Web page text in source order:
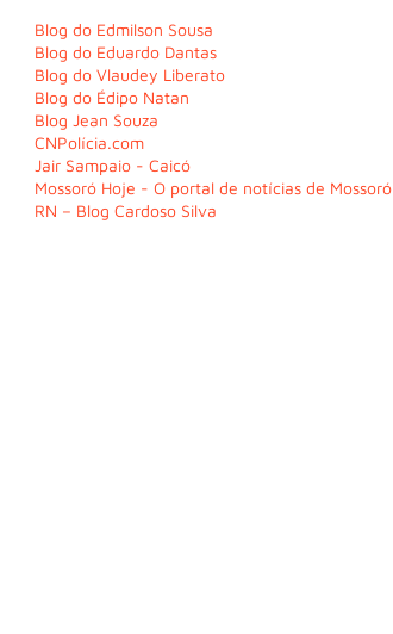
Blog do Edmilson Sousa
Blog do Eduardo Dantas
Blog do Vlaudey Liberato
Blog do Édipo Natan
Blog Jean Souza
CNPolícia.com
Jair Sampaio - Caicó
Mossoró Hoje - O portal de notícias de Mossoró
RN – Blog Cardoso Silva